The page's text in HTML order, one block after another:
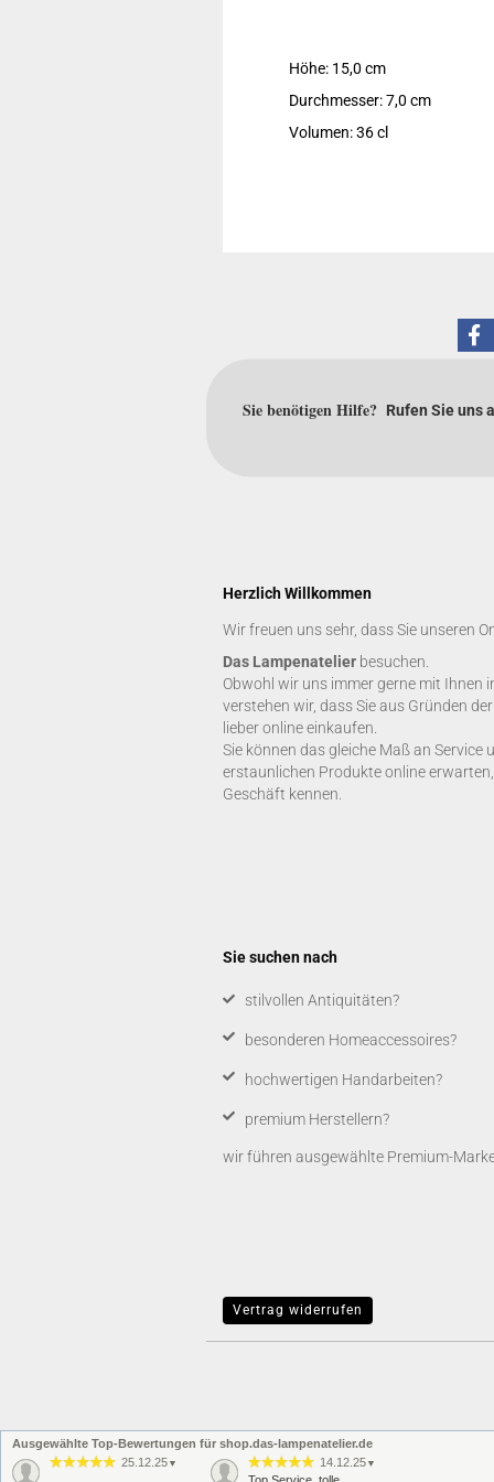
Höhe: 15,0 cm
Durchmesser: 7,0 cm
Volumen: 36 cl
Sie benötigen Hilfe? Rufen Sie uns
Herzlich Willkommen
Wir freuen uns sehr, dass Sie unseren
Das Lampenatelier besuchen.
Obwohl wir uns immer gerne mit Ihnen
verstehen wir, dass Sie aus Gründen
lieber online einkaufen.
Sie können das gleiche Maß an Service
erstaunlichen Produkte online
Geschäft kennen.
Sie suchen nach
​stilvollen Antiquitäten?
besonderen Homeaccessoires?
hochwertigen Handarbeiten?
premium Herstellern?
wir führen ausgewählte Premium-
Vertrag widerrufen
Ausgewählte Top-Bewertungen für shop.das-lampenatelier.de
25.12.25 ▼ 14.12.25 ▼